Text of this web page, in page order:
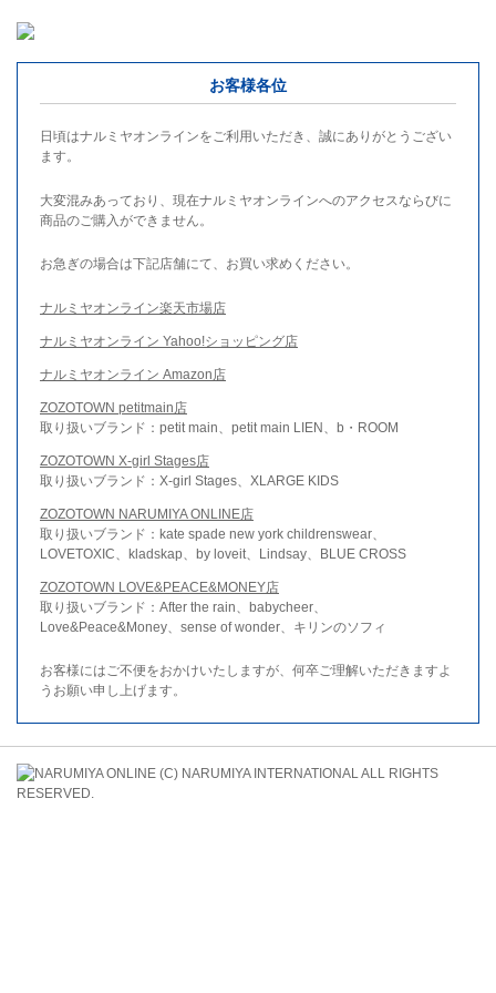
お客様各位
日頃はナルミヤオンラインをご利用いただき、誠にありがとうござい
ます。
大変混みあっており、現在ナルミヤオンラインへのアクセスならびに
商品のご購入ができません。
お急ぎの場合は下記店舗にて、お買い求めください。
ナルミヤオンライン楽天市場店
ナルミヤオンライン Yahoo!ショッピング店
ナルミヤオンライン Amazon店
ZOZOTOWN petitmain店
取り扱いブランド：petit main、petit main LIEN、b・ROOM
ZOZOTOWN X-girl Stages店
取り扱いブランド：X-girl Stages、XLARGE KIDS
ZOZOTOWN NARUMIYA ONLINE店
取り扱いブランド：kate spade new york childrenswear、
LOVETOXIC、kladskap、by loveit、Lindsay、BLUE CROSS
ZOZOTOWN LOVE&PEACE&MONEY店
取り扱いブランド：After the rain、babycheer、
Love&Peace&Money、sense of wonder、キリンのソフィ
お客様にはご不便をおかけいたしますが、何卒ご理解いただきますよ
うお願い申し上げます。